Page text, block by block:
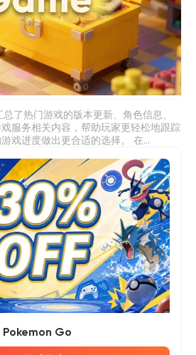
了热门游戏的版本更新、角色信息、
服务相关内容，帮助玩家更轻松地跟踪
进度做出更合适的选择。 在
南、兑换码整理、充值建议、账号选择
比如，在追踪限时奖励时，你可以参考
Codes” 的兑换码指南；在想了解版本
查看类似 “Apex Legends Tier List” 的
容，玩家可以降低试错成本，更合理地
入。
Pokemon Go